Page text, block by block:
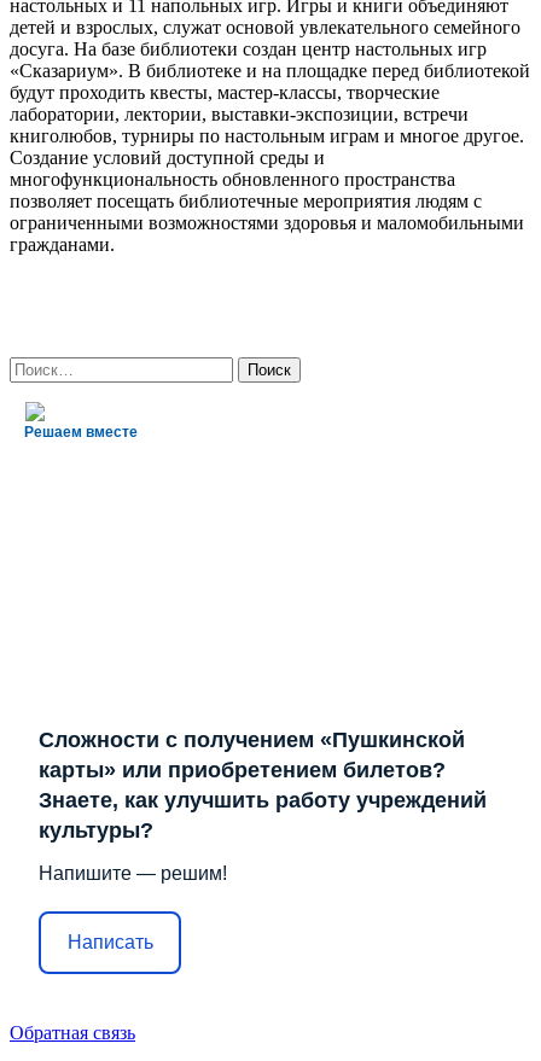
настольных и 11 напольных игр. Игры и книги объединяют
детей и взрослых, служат основой увлекательного семейного
досуга. На базе библиотеки создан центр настольных игр
«Сказариум». В библиотеке и на площадке перед библиотекой
будут проходить квесты, мастер-классы, творческие
лаборатории, лектории, выставки-экспозиции, встречи
книголюбов, турниры по настольным играм и многое другое.
Создание условий доступной среды и
многофункциональность обновленного пространства
позволяет посещать библиотечные мероприятия людям с
ограниченными возможностями здоровья и маломобильными
гражданами.
Найти:
Решаем вместе
Сложности с получением «Пушкинской
карты» или приобретением билетов?
Знаете, как улучшить работу учреждений
культуры?
Напишите — решим!
Написать
Обратная связь